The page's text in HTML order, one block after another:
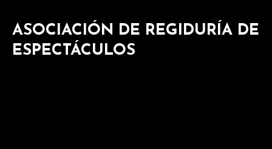
ASOCIACIÓN DE REGIDURÍA DE
ESPECTÁCULOS